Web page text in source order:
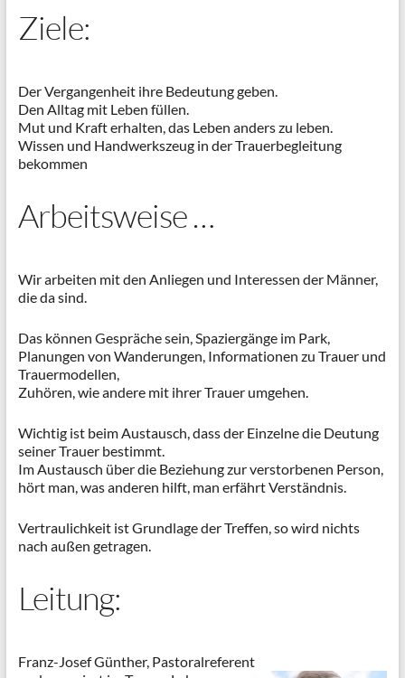
Ziele:
Der Vergangenheit ihre Bedeutung geben.
Den Alltag mit Leben füllen.
Mut und Kraft erhalten, das Leben anders zu leben.
Wissen und Handwerkszeug in der Trauerbegleitung
bekommen
Arbeitsweise …
Wir arbeiten mit den Anliegen und Interessen der Männer,
die da sind.
Das können Gespräche sein, Spaziergänge im Park,
Planungen von Wanderungen, Informationen zu Trauer und
Trauermodellen,
Zuhören, wie andere mit ihrer Trauer umgehen.
Wichtig ist beim Austausch, dass der Einzelne die Deutung
seiner Trauer bestimmt.
Im Austausch über die Beziehung zur verstorbenen Person,
hört man, was anderen hilft, man erfährt Verständnis.
Vertraulichkeit ist Grundlage der Treffen, so wird nichts
nach außen getragen.
Leitung:
Franz-Josef Günther, Pastoralreferent